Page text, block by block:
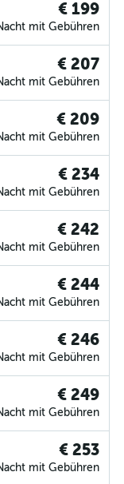
€ 199
mit Gebühren
€ 207
mit Gebühren
€ 209
mit Gebühren
€ 234
mit Gebühren
€ 242
mit Gebühren
€ 244
mit Gebühren
€ 246
mit Gebühren
€ 249
mit Gebühren
€ 253
mit Gebühren